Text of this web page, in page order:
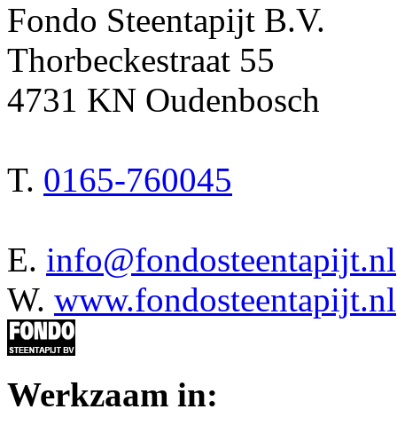
Fondo Steentapijt B.V.
Thorbeckestraat 55
4731 KN Oudenbosch
T. 0165-760045
E. info@fondosteentapijt.nl
W. www.fondosteentapijt.nl
Werkzaam in: